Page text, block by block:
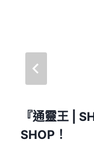
『通靈王 |
SHOP！